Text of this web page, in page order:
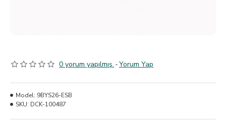
0 yorum yapılmış. -Yorum Yap
Model: 9BYS26-ESB
SKU: DCK-100487